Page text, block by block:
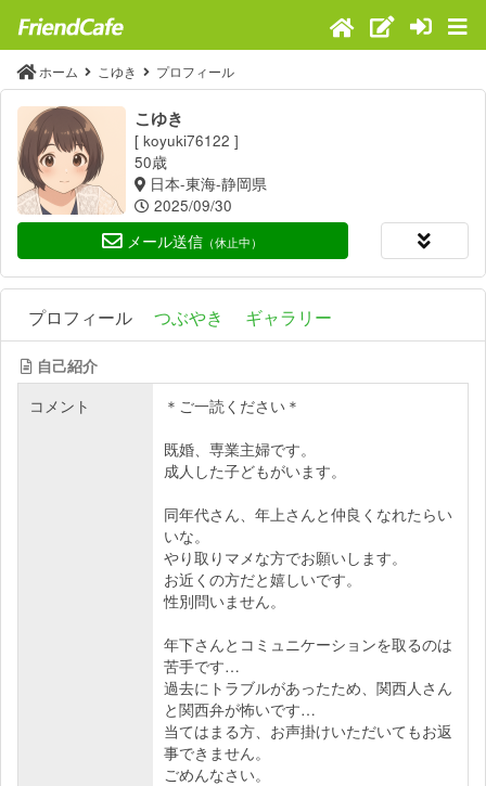
ホーム こゆき プロフィール
こゆき
[ koyuki76122 ]
50歳
日本-東海-静岡県
2025/09/30
メール送信 （休止中）
プロフィール つぶやき ギャラリー
自己紹介
コメント
＊ご一読ください＊
既婚、専業主婦です。
成人した子どもがいます。
同年代さん、年上さんと仲良くなれたらい
いな。
やり取りマメな方でお願いします。
お近くの方だと嬉しいです。
性別問いません。
年下さんとコミュニケーションを取るのは
苦手です…
過去にトラブルがあったため、関西人さん
と関西弁が怖いです…
当てはまる方、お声掛けいただいてもお返
事できません。
ごめんなさい。